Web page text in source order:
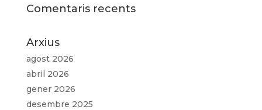
Comentaris recents
Arxius
agost 2026
abril 2026
gener 2026
desembre 2025